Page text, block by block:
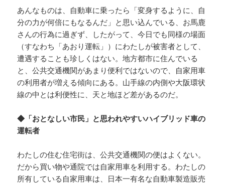
あんなものは、自動車に乗ったら「変身するように、自
分の力が何倍にもなるんだ」と思い込んでいる、お馬鹿
さんの行為に過ぎず、したがって、今日でも同様の場面
（すなわち「あおり運転」）にわたしが被害者として、
遭遇することも珍しくはない。地方都市に住んでいる
と、公共交通機関があまり便利ではないので、自家用車
の利用者が増える傾向にある。山手線の内側や大阪環状
線の中とは利便性に、天と地ほど差があるのだ。
◆「おとなしい市民」と思われやすいハイブリッド車の
運転者
わたしの住む住宅街は、公共交通機関の便はよくない。
だから買い物や通院では自家用車を利用する。わたしの
所有している自家用車は、日本一有名な自動車製造販売